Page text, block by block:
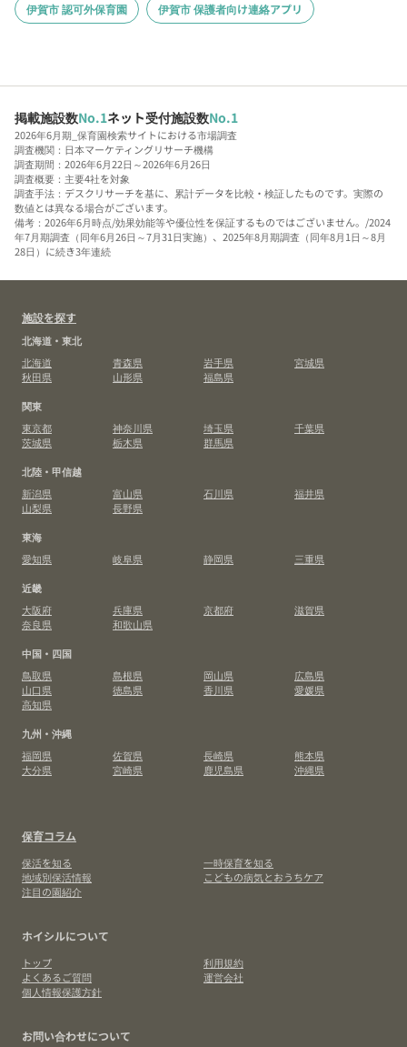
伊賀市 認可外保育園 伊賀市 保護者向け連絡アプリ
掲載施設数No.1ネット受付施設数No.1
2026年6月期_保育園検索サイトにおける市場調査
調査機関：日本マーケティングリサーチ機構
調査期間：2026年6月22日～2026年6月26日
調査概要：主要4社を対象
調査手法：デスクリサーチを基に、累計データを比較・検証したものです。実際の
数値とは異なる場合がございます。
備考：2026年6月時点/効果効能等や優位性を保証するものではございません。/2024
年7月期調査（同年6月26日～7月31日実施）、2025年8月期調査（同年8月1日～8月
28日）に続き3年連続
施設を探す
北海道・東北
北海道
青森県 岩手県
宮城県
秋田県
山形県
福島県
関東
東京都
神奈川県 埼玉県
千葉県
茨城県
栃木県
群馬県
北陸・甲信越
新潟県
富山県 石川県
福井県
山梨県
長野県
東海
愛知県
岐阜県 静岡県
三重県
近畿
大阪府
兵庫県 京都府
滋賀県
奈良県
和歌山県
中国・四国
鳥取県
島根県 岡山県
広島県
山口県
徳島県 香川県
愛媛県
高知県
九州・沖縄
福岡県
佐賀県 長崎県
熊本県
大分県
宮崎県 鹿児島県 沖縄県
保育コラム
保活を知る
一時保育を知る
地域別保活情報
こどもの病気とおうちケア
注目の園紹介
ホイシルについて
トップ
利用規約
よくあるご質問
運営会社
個人情報保護方針
お問い合わせについて